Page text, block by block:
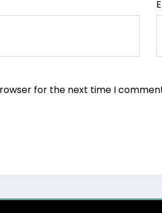
for the next time I